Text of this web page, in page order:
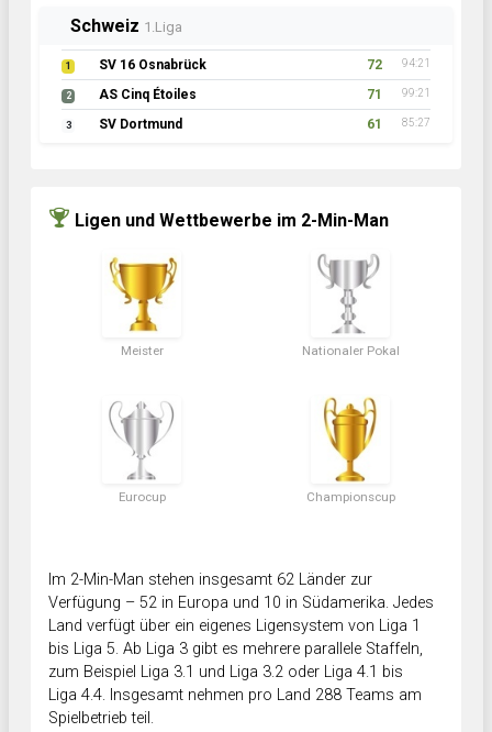
Schweiz 1.Liga
1 SV 16 Osnabrück 72 94:21
2 AS Cinq Étoiles 71 99:21
3 SV Dortmund 61 85:27
Ligen und Wettbewerbe im 2-Min-Man
Meister Nationaler Pokal
Eurocup Championscup
Im 2-Min-Man stehen insgesamt 62 Länder zur
Verfügung – 52 in Europa und 10 in Südamerika. Jedes
Land verfügt über ein eigenes Ligensystem von Liga 1
bis Liga 5. Ab Liga 3 gibt es mehrere parallele Staffeln,
zum Beispiel Liga 3.1 und Liga 3.2 oder Liga 4.1 bis
Liga 4.4. Insgesamt nehmen pro Land 288 Teams am
Spielbetrieb teil.